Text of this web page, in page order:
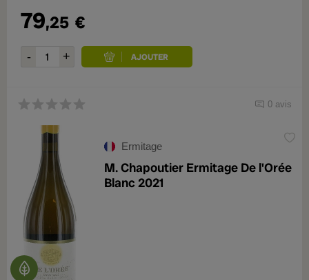
79,25 €
0 avis
Ermitage
M. Chapoutier Ermitage De l'Orée
Blanc 2021